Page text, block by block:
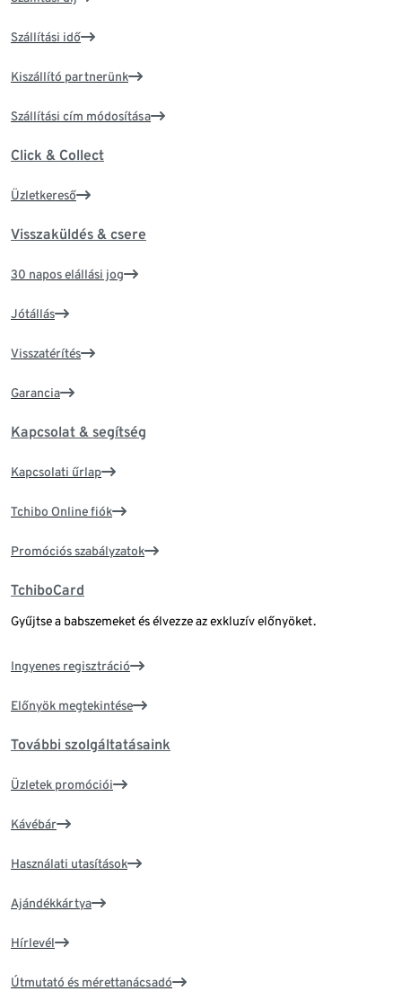
Szállítási idő
Kiszállító partnerünk
Szállítási cím módosítása
Click & Collect
Üzletkereső
Visszaküldés & csere
30 napos elállási jog
Jótállás
Visszatérítés
Garancia
Kapcsolat & segítség
Kapcsolati űrlap
Tchibo Online fiók
Promóciós szabályzatok
TchiboCard
Gyűjtse a babszemeket és élvezze az exkluzív előnyöket.
Ingyenes regisztráció
Előnyök megtekintése
További szolgáltatásaink
Üzletek promóciói
Kávébár
Használati utasítások
Ajándékkártya
Hírlevél
Útmutató és mérettanácsadó